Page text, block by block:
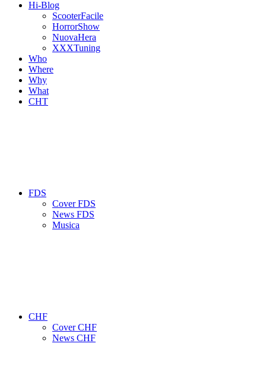
Hi-Blog
ScooterFacile
HorrorShow
NuovaHera
XXXTuning
Who
Where
Why
What
CHT
FDS
Cover FDS
News FDS
Musica
CHF
Cover CHF
News CHF